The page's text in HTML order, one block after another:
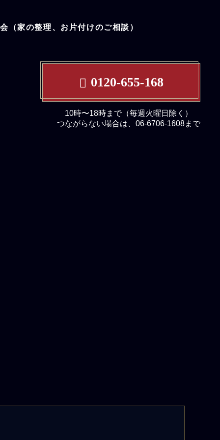
（家の整理、お片付けのご相談）
0120-655-168
10時〜18時まで（毎週火曜日除く）
つながらない場合は、06-6706-1608まで